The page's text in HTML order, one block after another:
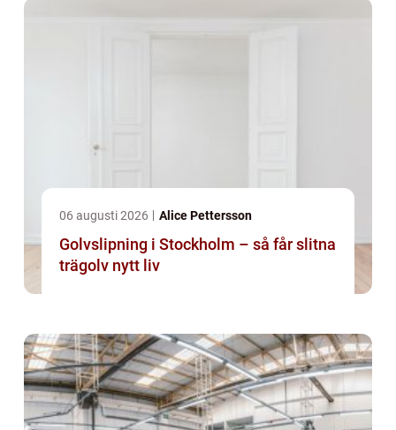
06 augusti 2026 Alice Pettersson
Golvslipning i Stockholm – så får slitna
trägolv nytt liv